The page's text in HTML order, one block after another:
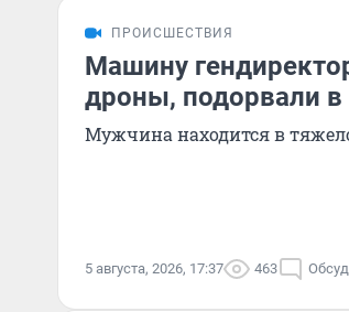
ПРОИСШЕСТВИЯ
Машину
дроны, подорвали в
Мужчина находится в
5 августа, 2026, 17:37 463